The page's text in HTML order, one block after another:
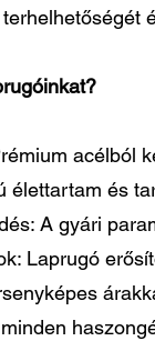
acélból
élettartam és
A gyári
Laprugó